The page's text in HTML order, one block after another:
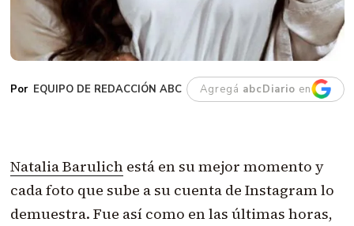
EQUIPO DE REDACCIÓN ABC Agregá abcDiario en
Natalia Barulichestá en su mejor momento y
cada foto que sube a su cuenta de Instagram lo
demuestra. Fue así como en las últimas horas,